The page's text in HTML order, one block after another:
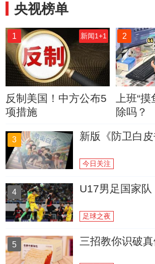
央视榜单
1 新闻1+1
反制美国！中方公布5
项措施
2
上班“
除吗？
3 新版《防卫白
今日关注
4 U17男足国家队
足球之夜
5 三招教你识破